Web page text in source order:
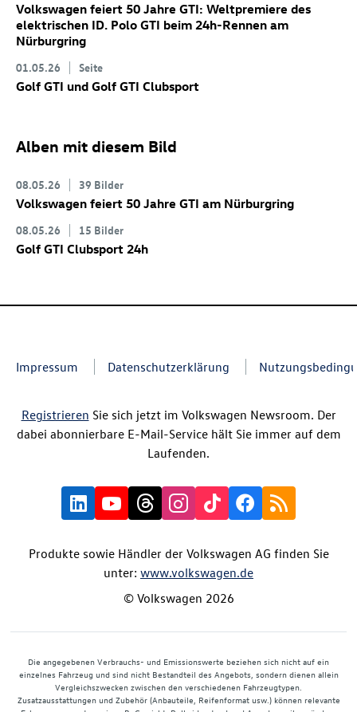
Volkswagen feiert 50 Jahre GTI: Weltpremiere des
elektrischen ID. Polo GTI beim 24h-Rennen am
Nürburgring
01.05.26 Seite
Golf GTI und Golf GTI Clubsport
Alben mit diesem Bild
08.05.26 39 Bilder
Volkswagen feiert 50 Jahre GTI am Nürburgring
08.05.26 15 Bilder
Golf GTI Clubsport 24h
Impressum Datenschutzerklärung
Registrieren Sie sich jetzt im Volkswagen Newsroom. Der
dabei abonnierbare E-Mail-Service hält Sie immer auf dem
Laufenden.
Produkte sowie Händler der Volkswagen AG finden Sie
unter: www.volkswagen.de
© Volkswagen 2026
Die angegebenen Verbrauchs- und Emissionswerte beziehen sich nicht auf ein
einzelnes Fahrzeug und sind nicht Bestandteil des Angebots, sondern dienen allein
Vergleichszwecken zwischen den verschiedenen Fahrzeugtypen.
Zusatzausstattungen und Zubehör (Anbauteile, Reifenformat usw.) können relevante